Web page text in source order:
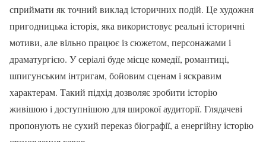
сприймати як точний виклад історичних подій. Це художня
пригодницька історія, яка використовує реальні історичні
мотиви, але вільно працює із сюжетом, персонажами і
драматургією. У серіалі буде місце комедії, романтиці,
шпигунським інтригам, бойовим сценам і яскравим
характерам. Такий підхід дозволяє зробити історію
живішою і доступнішою для широкої аудиторії. Глядачеві
пропонують не сухий переказ біографії, а енергійну історію